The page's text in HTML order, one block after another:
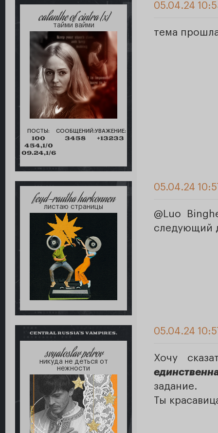
calanthe of cintra [x]
тайми вайми
ПОСТЫ:
100
454,1/0
09.24,1/6
СООБЩЕНИЙ:
3458
УВАЖЕНИЕ:
+13233
05.04.24
тема
feyd-rautha harkonnen
листаю страницы
05.04.24
@Luo
следующий
CENTRAL RUSSIA'S VAMPIRES.
svyatoslav petrov
никуда не деться от
нежности
05.04.24
Хочу
задание.
Ты